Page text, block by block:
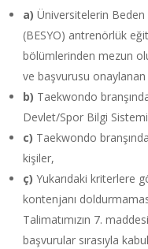
a) Üniversitelerin Beden
(BESYO) antrenörlük
bölümlerinden mezun
ve başvurusu onaylanan
b) Taekwondo
Devlet/Spor Bilgi
c) Taekwondo
kişiler,
ç) Yukarıdaki kriterlere
kontenjanı
Talimatımızın 7.
başvurular sırasıyla